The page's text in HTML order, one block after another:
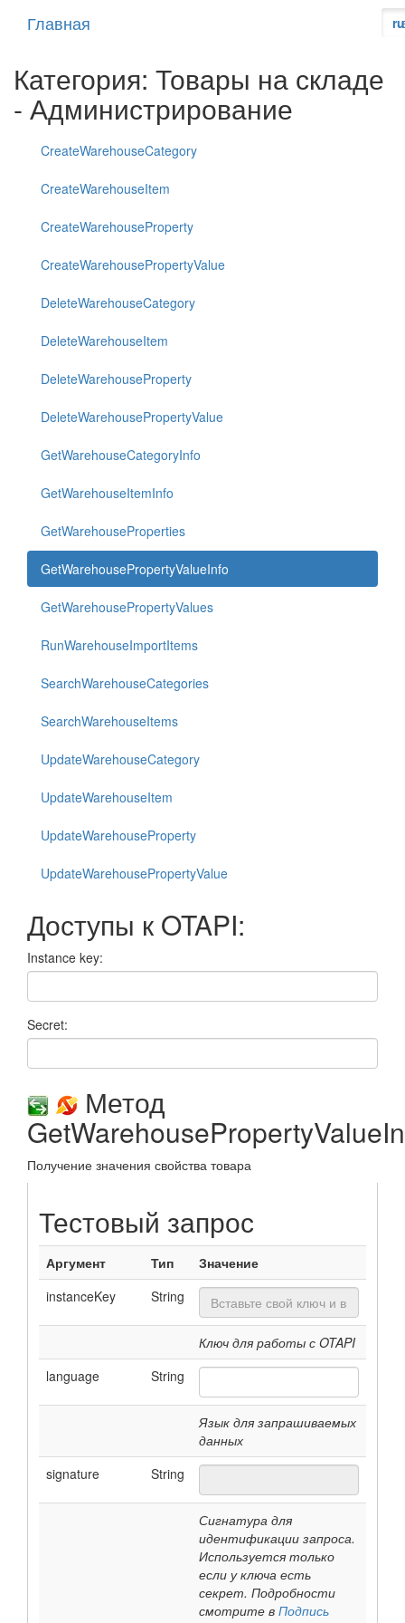
Главная ru
Категория: Товары на складе
- Администрирование
CreateWarehouseCategory
CreateWarehouseItem
CreateWarehouseProperty
CreateWarehousePropertyValue
DeleteWarehouseCategory
DeleteWarehouseItem
DeleteWarehouseProperty
DeleteWarehousePropertyValue
GetWarehouseCategoryInfo
GetWarehouseItemInfo
GetWarehouseProperties
GetWarehousePropertyValueInfo
GetWarehousePropertyValues
RunWarehouseImportItems
SearchWarehouseCategories
SearchWarehouseItems
UpdateWarehouseCategory
UpdateWarehouseItem
UpdateWarehouseProperty
UpdateWarehousePropertyValue
Доступы к OTAPI:
Instance key:
Secret:
Метод
Получение значения свойства товара
Тестовый запрос
Аргумент Тип
Значение
instanceKey
String
Ключ для работы с OTAPI
language
String
Язык для запрашиваемых
данных
signature
String
Сигнатура для
идентификации запроса.
Используется только
если у ключа есть
секрет. Подробности
смотрите в Подпись